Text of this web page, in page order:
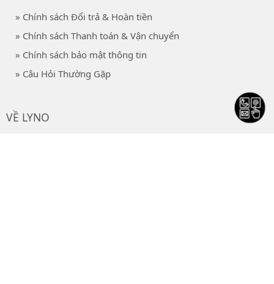
» Chính sách Đổi trả & Hoàn tiền
» Chính sách Thanh toán & Vận chuyển
» Chính sách bảo mật thông tin
» Câu Hỏi Thường Gặp
VỀ LYNO